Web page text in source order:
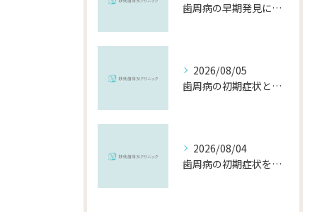
歯周病の早期発見に役立つチェック方法と千葉県市川市で受診するメリット
2026/08/05
歯周病の初期症状と千葉県市川市で早期に対策を始めるポイント
2026/08/04
歯周病の初期症状を見逃さないために知っておきたいポイントと対策